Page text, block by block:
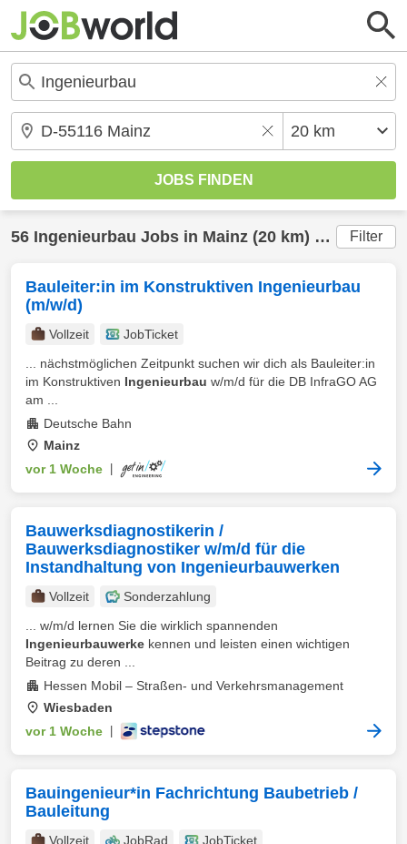
56 Ingenieurbau Jobs in Mainz (20 km) gefunden Filter
Bauleiter:in im Konstruktiven Ingenieurbau
(m/w/d)
Vollzeit
JobTicket
... nächstmöglichen Zeitpunkt suchen wir dich als Bauleiter:in
im Konstruktiven Ingenieurbau w/m/d für die DB InfraGO AG
am ...
Deutsche Bahn
Mainz
vor 1 Woche
Bauwerksdiagnostikerin /
Bauwerksdiagnostiker w/m/d für die
Instandhaltung von Ingenieurbauwerken
Vollzeit
Sonderzahlung
... w/m/d lernen Sie die wirklich spannenden
Ingenieurbauwerke kennen und leisten einen wichtigen
Beitrag zu deren ...
Hessen Mobil – Straßen- und Verkehrsmanagement
Wiesbaden
vor 1 Woche
Bauingenieur*in Fachrichtung Baubetrieb /
Bauleitung
Vollzeit JobRad
JobTicket